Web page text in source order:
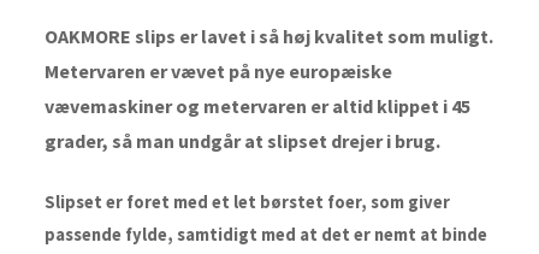
OAKMORE slips er lavet i så høj kvalitet som muligt.
Metervaren er vævet på nye europæiske
vævemaskiner og metervaren er altid klippet i 45
grader, så man undgår at slipset drejer i brug.
Slipset er foret med et let børstet foer, som giver
passende fylde, samtidigt med at det er nemt at binde